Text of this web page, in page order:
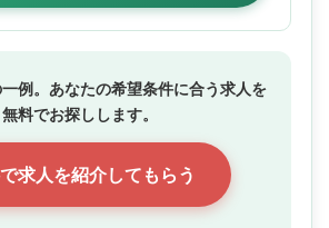
例。あなたの希望条件に合う求人を
無料でお探しします。
求人を紹介してもらう